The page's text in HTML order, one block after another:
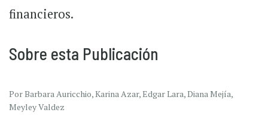
financieros.
Sobre esta Publicación
Por Barbara Auricchio, Karina Azar, Edgar Lara, Diana Mejía,
Meyley Valdez